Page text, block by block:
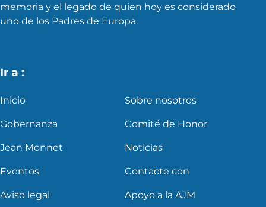
memoria y el legado de quien hoy es considerado
uno de los Padres de Europa.
Ir a :
Inicio Sobre nosotros
Gobernanza Comité de Honor
Jean Monnet Noticias
Eventos Contacte con
Aviso legal Apoyo a la AJM